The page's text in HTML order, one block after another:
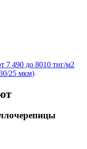
7 490 до 8010 тнг/м2
25 мкм)